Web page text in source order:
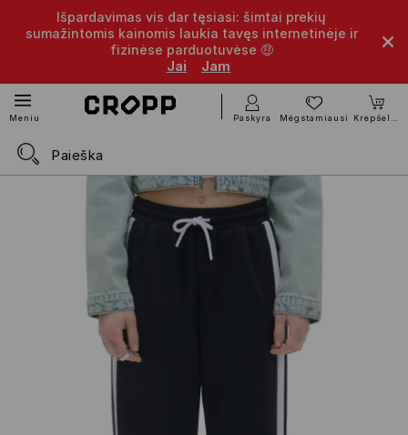
Išpardavimas vis dar tęsiasi: šimtai prekių
sumažintomis kainomis laukia tavęs internetinėje ir
fizinėse parduotuvėse 🤑
Jai
Jam
Meniu Paskyra Mėgstamiausi Krepšelis